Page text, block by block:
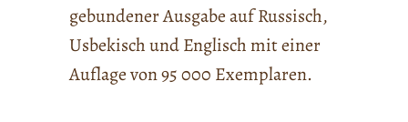
gebundener Ausgabe auf Russisch,
Usbekisch und Englisch mit einer
Auflage von 95 000 Exemplaren.